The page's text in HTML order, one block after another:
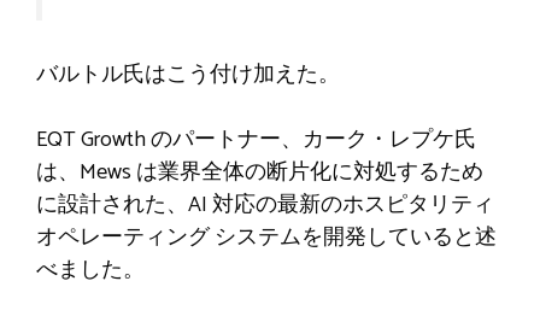
バルトル氏はこう付け加えた。
EQT Growth のパートナー、カーク・レプケ氏
は、Mews は業界全体の断片化に対処するため
に設計された、AI 対応の最新のホスピタリティ
オペレーティング システムを開発していると述
べました。